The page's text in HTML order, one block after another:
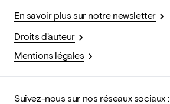
En savoir plus sur notre newsletter
Droits d'auteur
Mentions légales
Suivez-nous sur nos réseaux sociaux :